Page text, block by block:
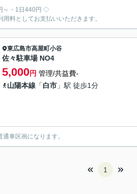
～・1日440円 ◇
料としてお支払いいただきます。
東広島市高屋町小谷
佐々駐車場 NO4
5,000円 管理/共益費-
山陽本線 「白市 」駅 徒歩1分
車区画になります。
1